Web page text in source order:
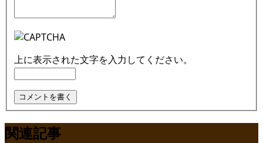
上に表示された文字を入力してください。
関連記事